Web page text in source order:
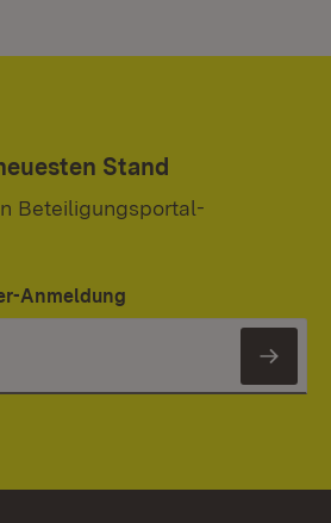
Stand
Beteiligungsportal-
Anmeldung